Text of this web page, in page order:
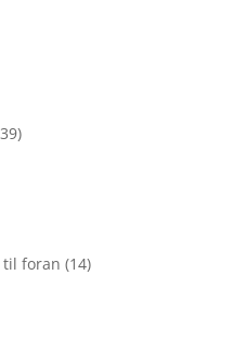
til foran (14)